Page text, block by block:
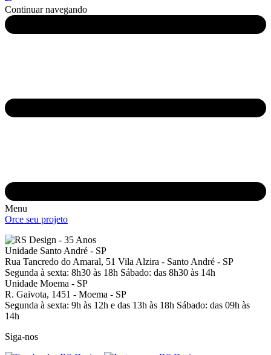
Continuar navegando
Menu
Orce seu projeto
Unidade Santo André - SP
Rua Tancredo do Amaral, 51 Vila Alzira - Santo André - SP
Segunda à sexta: 8h30 às 18h Sábado: das 8h30 às 14h
Unidade Moema - SP
R. Gaivota, 1451 - Moema - SP
Segunda à sexta: 9h às 12h e das 13h às 18h Sábado: das 09h às
14h
Siga-nos